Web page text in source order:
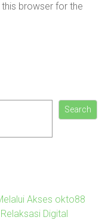
browser for the
Search
Akses okto88
Digital